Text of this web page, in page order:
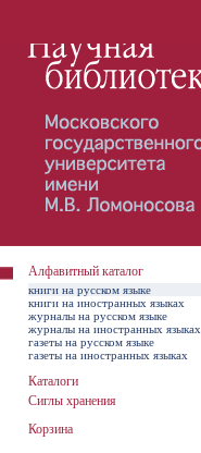
Алфавитный каталог
книги на русском языке
книги на иностранных языках
журналы на русском языке
журналы на иностранных языках
газеты на русском языке
газеты на иностранных языках
Каталоги
Сиглы хранения
Корзина